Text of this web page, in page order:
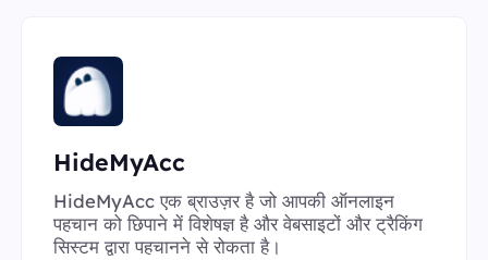
HideMyAcc
HideMyAcc एक ब्राउज़र है जो आपकी ऑनलाइन
पहचान को छिपाने में विशेषज्ञ है और वेबसाइटों और ट्रैकिंग
सिस्टम द्वारा पहचानने से रोकता है।